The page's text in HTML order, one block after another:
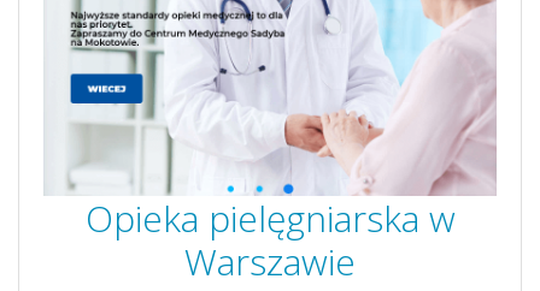
Opieka pielęgniarska w
Warszawie